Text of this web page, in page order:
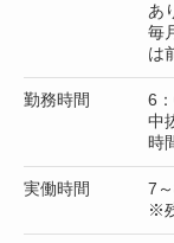
あ
毎
は
勤務時間
6
中
時
実働時間
7
※